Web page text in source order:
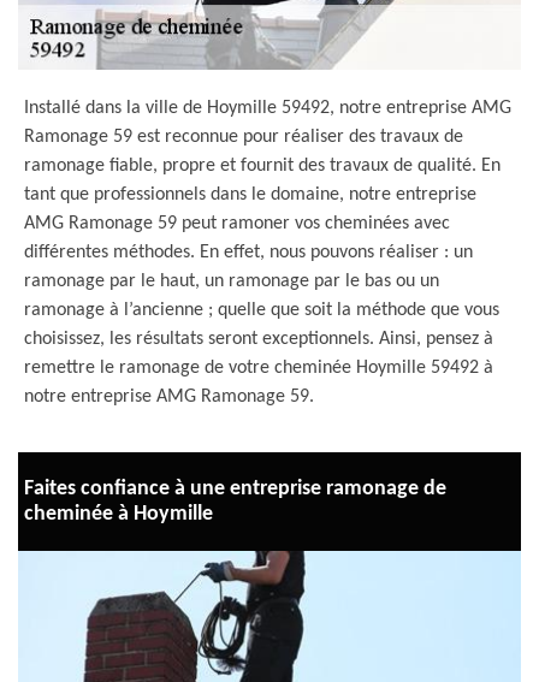
Installé dans la ville de Hoymille 59492, notre entreprise AMG
Ramonage 59 est reconnue pour réaliser des travaux de
ramonage fiable, propre et fournit des travaux de qualité. En
tant que professionnels dans le domaine, notre entreprise
AMG Ramonage 59 peut ramoner vos cheminées avec
différentes méthodes. En effet, nous pouvons réaliser : un
ramonage par le haut, un ramonage par le bas ou un
ramonage à l’ancienne ; quelle que soit la méthode que vous
choisissez, les résultats seront exceptionnels. Ainsi, pensez à
remettre le ramonage de votre cheminée Hoymille 59492 à
notre entreprise AMG Ramonage 59.
Faites confiance à une entreprise ramonage de
cheminée à Hoymille